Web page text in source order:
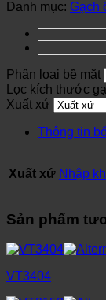
Danh mục: Gạch
Phân loại bề mặt
Lọc kích thước
Xuất xứ
Thông tin
Xuất xứ Nhập
Sản phẩm
VT3404